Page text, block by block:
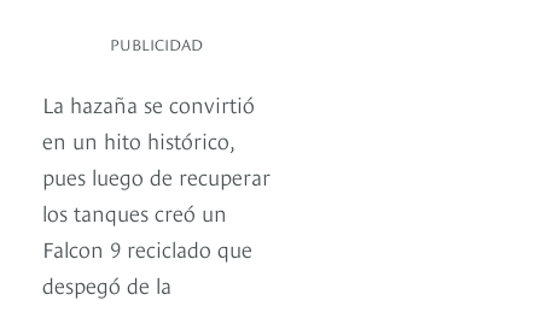
PUBLICIDAD
La hazaña se convirtió
en un hito histórico,
pues luego de recuperar
los tanques creó un
Falcon 9 reciclado que
despegó de la